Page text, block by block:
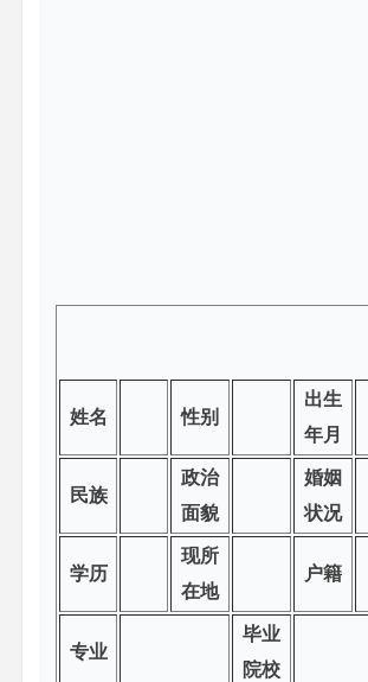
姓名 性别
出生
年月
民族
政治
面貌
婚姻
状况
学历
现所
在地
户籍
专业
毕业
院校